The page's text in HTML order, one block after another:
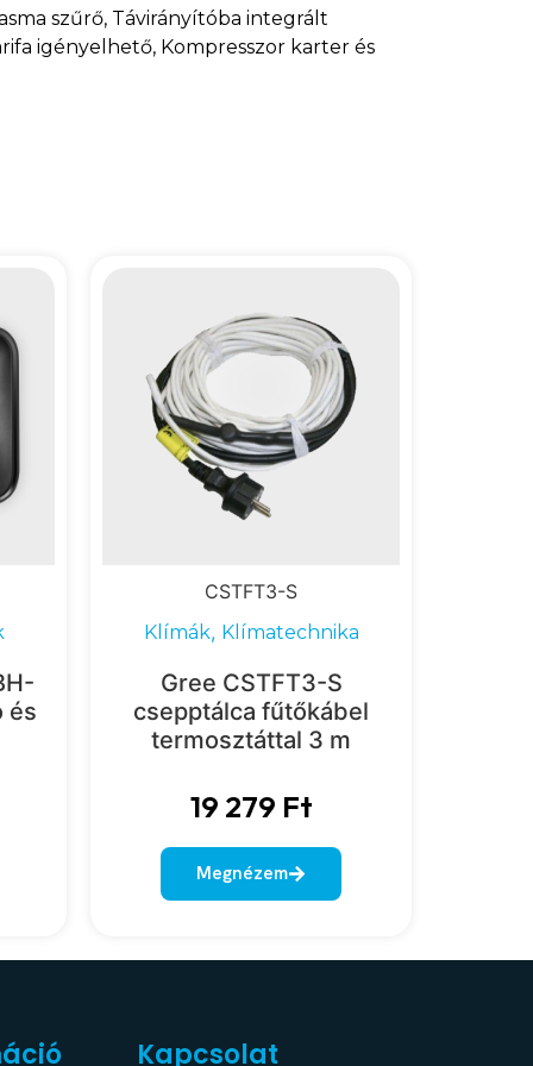
szűrő, Távirányítóba integrált
igényelhető, Kompresszor karter és
és
CSTFT3-S
Klímák, Klímatechnika
Gree CSTFT3-S
csepptálca fűtőkábel
termosztáttal 3 m
19 279 Ft
Megnézem
Kapcsolat